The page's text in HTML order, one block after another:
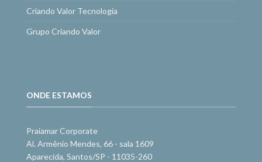
Criando Valor Tecnologia
Grupo Criando Valor
ONDE ESTAMOS
Praiamar Corporate
Al. Armênio Mendes, 66 - sala 1609
Aparecida, Santos/SP - 11035-260